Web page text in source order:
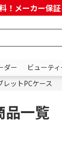
メーカー保
ダー ビューテ
レットPCケース
品一覧